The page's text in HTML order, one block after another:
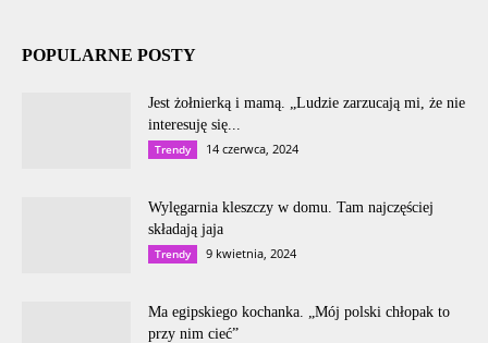
POPULARNE POSTY
Jest żołnierką i mamą. „Ludzie zarzucają mi, że nie
interesuję się...
Trendy 14 czerwca, 2024
Wylęgarnia kleszczy w domu. Tam najczęściej
składają jaja
Trendy 9 kwietnia, 2024
Ma egipskiego kochanka. „Mój polski chłopak to
przy nim cieć”